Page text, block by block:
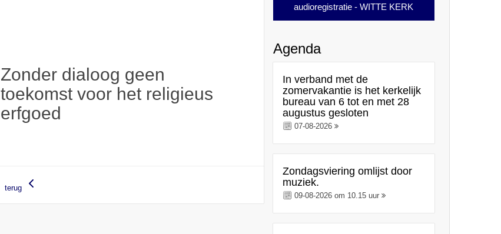
Zonder dialoog geen
toekomst voor het religieus
erfgoed
terug
audioregistratie - WITTE KERK
Agenda
In verband met de
zomervakantie is het kerkelijk
bureau van 6 tot en met 28
augustus gesloten
07-08-2026
Zondagsviering omlijst door
muziek.
09-08-2026 om 10.15 uur